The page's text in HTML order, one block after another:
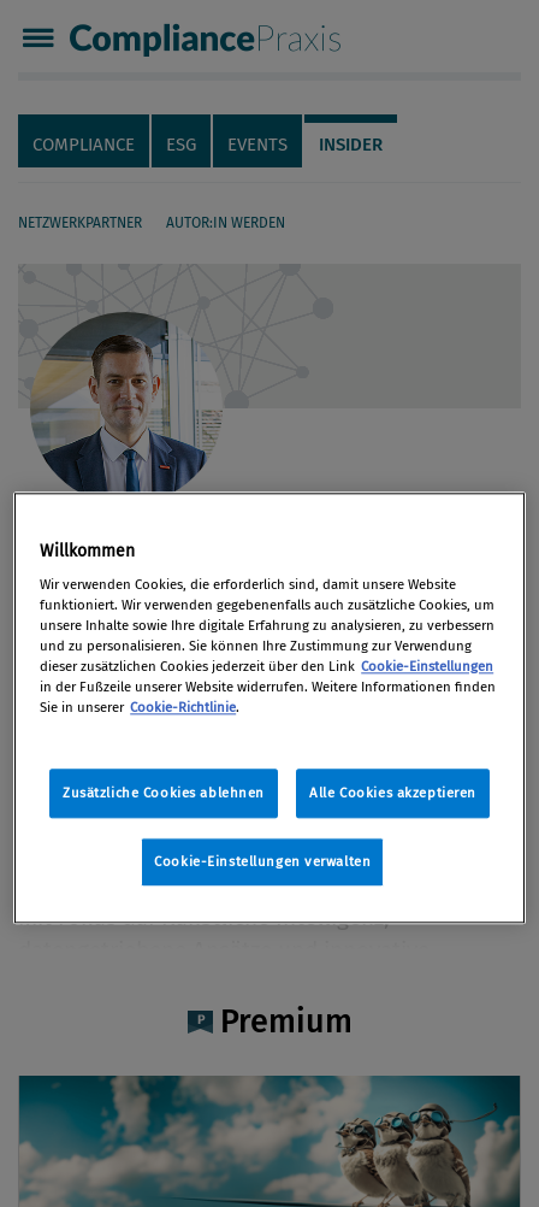
Compliance Praxis
Servicenavigation
Navigation
COMPLIANCE ESG EVENTS INSIDER
NETZWERKPARTNER AUTOR:IN WERDEN
Dipl.-Ing. Willibald Erhart MBA
MSc
Vita
Dipl.-Ing. Willibald Erhart, MBA MSc, ist Chief
Digital Officer bei Saubermacher und
verantwortet die internationale Digitalstrategie
mit Fokus auf Künstliche Intelligenz,
Premium
Willkommen
Wir verwenden Cookies, die erforderlich sind, damit unsere Website
funktioniert. Wir verwenden gegebenenfalls auch zusätzliche Cookies, um
unsere Inhalte sowie Ihre digitale Erfahrung zu analysieren, zu verbessern
und zu personalisieren. Sie können Ihre Zustimmung zur Verwendung
dieser zusätzlichen Cookies jederzeit über den Link Cookie-Einstellungen
in der Fußzeile unserer Website widerrufen. Weitere Informationen finden
Sie in unserer Cookie-Richtlinie.
Zusätzliche Cookies ablehnen Alle Cookies akzeptieren
Cookie-Einstellungen verwalten